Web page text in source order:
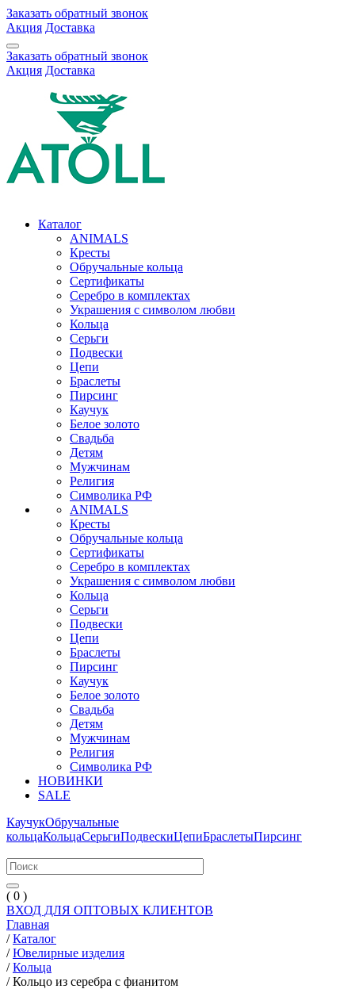
Заказать обратный звонок
Акция Доставка
Заказать обратный звонок
Акция Доставка
Каталог
ANIMALS
Кресты
Обручальные кольца
Сертификаты
Серебро в комплектах
Украшения с символом любви
Кольца
Серьги
Подвески
Цепи
Браслеты
Пирсинг
Каучук
Белое золото
Свадьба
Детям
Мужчинам
Религия
Символика РФ
ANIMALS
Кресты
Обручальные кольца
Сертификаты
Серебро в комплектах
Украшения с символом любви
Кольца
Серьги
Подвески
Цепи
Браслеты
Пирсинг
Каучук
Белое золото
Свадьба
Детям
Мужчинам
Религия
Символика РФ
НОВИНКИ
SALE
КаучукОбручальные
кольцаКольцаСерьгиПодвескиЦепиБраслетыПирсинг
( 0 )
ВХОД ДЛЯ ОПТОВЫХ КЛИЕНТОВ
Главная
/ Каталог
/ Ювелирные изделия
/ Кольца
/ Кольцо из серебра с фианитом